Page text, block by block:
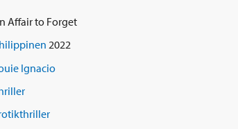
Affair to Forget
2022
Ignacio